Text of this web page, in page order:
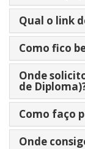
Qual o link
Como fico
Onde
de
Como faço
Onde